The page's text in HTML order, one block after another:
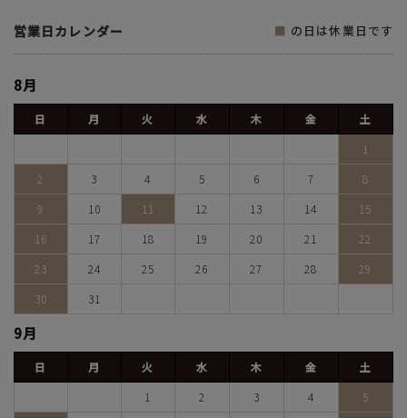
営業日カレンダー ■ の日は休業日です
8月
日 月 火 水 木 金
土
1
2
3 4 5 6 7
8
9
10 11 12 13 14
15
16
17 18 19 20 21
22
23
24 25 26 27 28
29
30
31
9月
日 月 火 水 木 金
土
1
2 3 4
5